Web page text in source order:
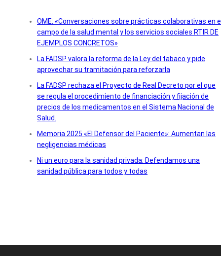
OME: «Conversaciones sobre prácticas colaborativas en
campo de la salud mental y los servicios sociales RTIR DE
EJEMPLOS CONCRETOS»
La FADSP valora la reforma de la Ley del tabaco y pide
aprovechar su tramitación para reforzarla
La FADSP rechaza el Proyecto de Real Decreto por el que
se regula el procedimiento de financiación y fijación de
precios de los medicamentos en el Sistema Nacional de
Salud.
Memoria 2025 «El Defensor del Paciente»: Aumentan las
negligencias médicas
Ni un euro para la sanidad privada: Defendamos una
sanidad pública para todos y todas